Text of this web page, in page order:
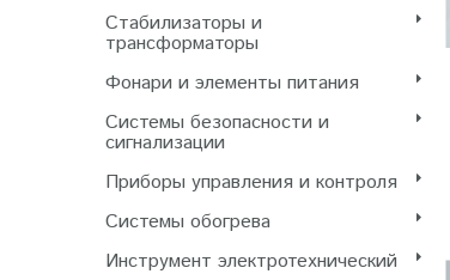
Стабилизаторы и
трансформаторы
Фонари и элементы питания
Системы безопасности и
сигнализации
Приборы управления и контроля
Системы обогрева
Инструмент электротехнический